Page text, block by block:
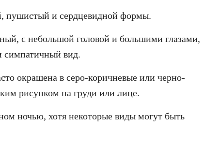
пушистый и сердцевидной формы.
с небольшой головой и большими глазами,
симпатичный вид.
окрашена в серо-коричневые или черно-
рисунком на груди или лице.
ночью, хотя некоторые виды могут быть